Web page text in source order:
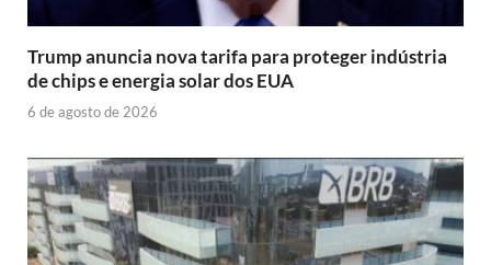
Trump anuncia nova tarifa para proteger indústria
de chips e energia solar dos EUA
6 de agosto de 2026